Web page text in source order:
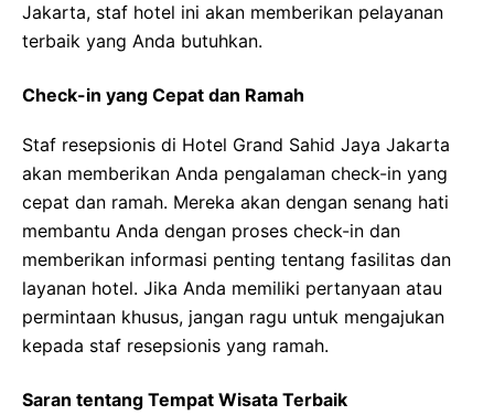
Jakarta, staf hotel ini akan memberikan pelayanan
terbaik yang Anda butuhkan.
Check-in yang Cepat dan Ramah
Staf resepsionis di Hotel Grand Sahid Jaya Jakarta
akan memberikan Anda pengalaman check-in yang
cepat dan ramah. Mereka akan dengan senang hati
membantu Anda dengan proses check-in dan
memberikan informasi penting tentang fasilitas dan
layanan hotel. Jika Anda memiliki pertanyaan atau
permintaan khusus, jangan ragu untuk mengajukan
kepada staf resepsionis yang ramah.
Saran tentang Tempat Wisata Terbaik